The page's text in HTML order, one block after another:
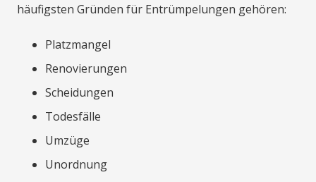
häufigsten Gründen für Entrümpelungen gehören:
Platzmangel
Renovierungen
Scheidungen
Todesfälle
Umzüge
Unordnung